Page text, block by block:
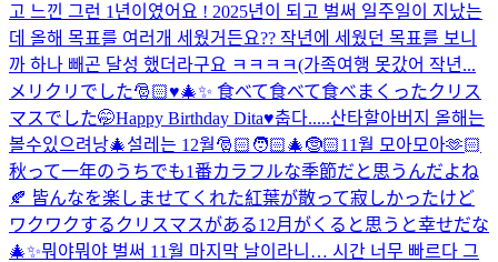
고 느낀 그런 1년이였어요 ! 2025년이 되고 벌써 일주일이 지났는
데 올해 목표를 여러개 세웠거든요?? 작년에 세웠던 목표를 보니
까 하나 빼곤 달성 했더라구요 ㅋㅋㅋㅋ(가족여행 못갔어 작년...
メリクリでした🎅🏻♥️🎄✨ 食べて食べて食べまくったクリス
マスでした🤭Happy Birthday Dita♥️춥다.....산타할아버지 올해는
볼수있으려낭🎄설레는 12월🎅🏻🧑🏻‍🎄🤶🏻11월 모아모아🫶🏻
秋って一年のうちでも1番カラフルな季節だと思うんだよね
🍂 皆んなを楽しませてくれた紅葉が散って寂しかったけど
ワクワクするクリスマスがある12月がくると思うと幸せだな
🎄✨뭐야뭐야 벌써 11월 마지막 날이라니… 시간 너무 빠르다 그